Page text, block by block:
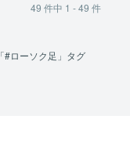
49 件中 1 - 49 件
「#ローソク足」タグ